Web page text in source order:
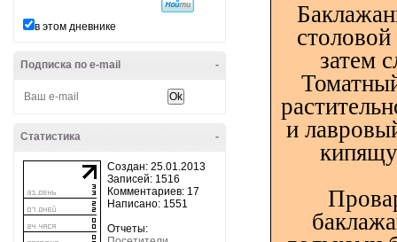
в этом дневнике
-
Подписка по e-mail
-
Статистика
Создан: 25.01.2013
Записей: 1516
Комментариев: 17
Написано: 1551
Отчеты:
затем
и